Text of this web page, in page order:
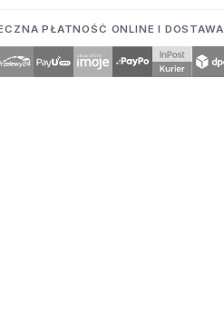
PŁATNOŚĆ ONLINE I DOSTAWA